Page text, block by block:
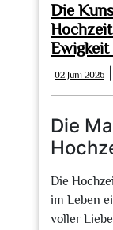
Die
Ewigkeit
02 Juni 2026
Die
Die
im Leben
voller